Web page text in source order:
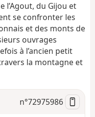
a
i
t
n
l’Agout, du Gijou et
se confronter les
et des monts de
ouvrages
à l’ancien petit
la montagne et
n°72975986